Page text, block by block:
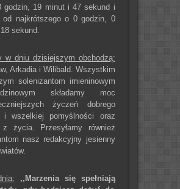
godzin, 19 minut i 47 sekund i
od najkrótszego o 0 godzin, 0
sekund.
w dniu dzisiejszym obchodzą:
Arkadia i Wilibald. Wszystkim
solenizantom imieninowym
składamy moc
życzeń dobrego
i wszelkiej pomyślności oraz
z życia. Przesyłamy również
nasz redakcyjny jesienny
,,Marzenia się spełniają